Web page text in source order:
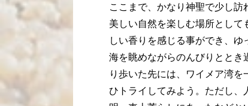
ここまで、かなり神聖で少し
美しい自然を楽しむ場所として
しい香りを感じる事ができ、
海を眺めながらのんびりととき
り歩いた先には、ワイメア湾
ひトライしてみよう。ただし、